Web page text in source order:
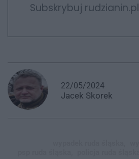
Subskrybuj rudzianin.pl
22/05/2024
Jacek Skorek